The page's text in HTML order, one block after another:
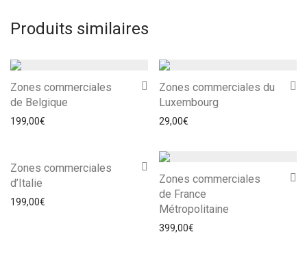
Produits similaires
Zones commerciales
de Belgique
199,00€
Zones commerciales du
Luxembourg
29,00€
Zones commerciales
d’Italie
199,00€
Zones commerciales
de France
Métropolitaine
399,00€